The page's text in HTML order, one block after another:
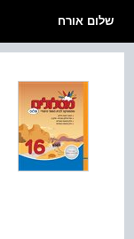
שלום אורח